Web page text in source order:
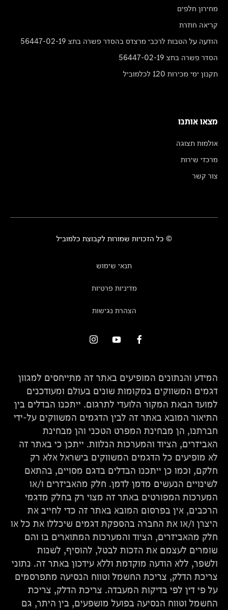
מחירון חלפים
קריאה חוזרת
הודעה על הטבות לרכבי מרצדס בהסדר פשרה בתצ 56447-02-19
הסדר פשרה בתצ 56447-02-19
תקנון ימי מכירות 120 לכלמוביל
מצאו אותנו
אולמות תצוגה
מרכזי שירות
צור קשר
© כל הזכויות שמורות לקבוצת כלמוביל
תנאי שימוש
מדיניות פרטיות
הצהרת נגישות
המידע והנתונים המופיעים באתר זה מתייחסים למגוון
דגמים המשווקים במקומות שונים בעולם ומעודכנים
למועד הבאת המקור הלועדי לתרגום. ייתכנו הבדלים בין
התיאור המובא באתר זה לבין הדגמים המשווקים על-ידי
חברתנו, הן מבחינת המפרט הטכני והן מבחינת
האביזרים, הציוד והמערכות הנלוות. ייתכן כי באתר זה
לא מופיעים כל הדגמים המשווקים בישראל אלא רק
חלקם, וכמו כן ייתכנו הבדלים בדגם מסויים, בהתאם
לשינויים הנעשים מדמן לדמן. חלק מהאביזרים ו/או
המערכות המפורטים באתר זה מצוי רק בחלק מדגמי
הרכבים, אין בפרסום המובא באתר זה כדי לחייב את
היצרן ו/או את החברה בהספקת דגמים שיכללו את כל או
חלק מהאביזרים, הציוד והמערכות המתוארים בו והם
שומרים לעצמם את הזכות לבטל, להוסיף, לשנות
ולשפר, ללא הודעה מוקדמת וללא עידכון באתר זה. נתוני
צריכת הדלק, צריכת החשמל וטווח הנסיעה מתפרסמים
על פי דין לפי בדיקות המעבדה. צריכת הדלק, צריכת
החשמל וטווח הנסיעה בפועל מושפעים, בין היתר, גם